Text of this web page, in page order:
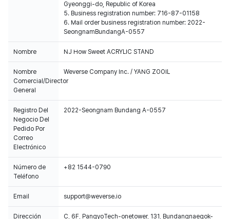
Gyeonggi-do, Republic of Korea
5. Business registration number: 716-87-01158
6. Mail order business registration number: 2022-
SeongnamBundangA-0557
Nombre NJ How Sweet ACRYLIC STAND
Nombre
Comercial/Director
General
Weverse Company Inc. / YANG ZOOIL
Registro Del
Negocio Del
Pedido Por
Correo
Electrónico
2022-Seongnam Bundang A-0557
Número de
Teléfono
+82 1544-0790
Email support@weverse.io
Dirección
C, 6F, PangyoTech-onetower, 131, Bundangnaegok-